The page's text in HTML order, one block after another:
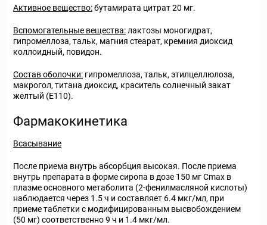
Активное вещество:бутамирата цитрат 20 мг.
Вспомогательные вещества:лактозы моногидрат,
гипромеллоза, тальк, магния стеарат, кремния диоксид
коллоидный, повидон.
Состав оболочки: гипромеллоза, тальк, этилцеллюлоза,
макрогол, титана диоксид, краситель солнечный закат
желтый (Е110).
Фармакокинетика
Всасывание
После приема внутрь абсорбция высокая. После приема
внутрь препарата в форме сиропа в дозе 150 мг Cmax в
плазме основного метаболита (2-фенилмасляной кислоты)
наблюдается через 1.5 ч и составляет 6.4 мкг/мл, при
приеме таблетки с модифицированным высвобождением
(50 мг) соответственно 9 ч и 1.4 мкг/мл.